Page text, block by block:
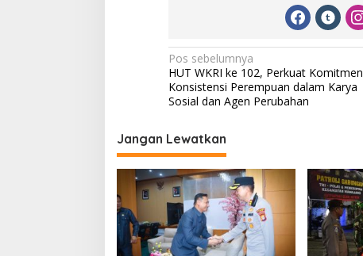
a
N
a
v
i
g
a
s
i
p
Pos sebelumnya
HUT WKRI ke 102, Perkuat Komitmen
Konsistensi Perempuan dalam Karya
Sosial dan Agen Perubahan
Jangan Lewatkan